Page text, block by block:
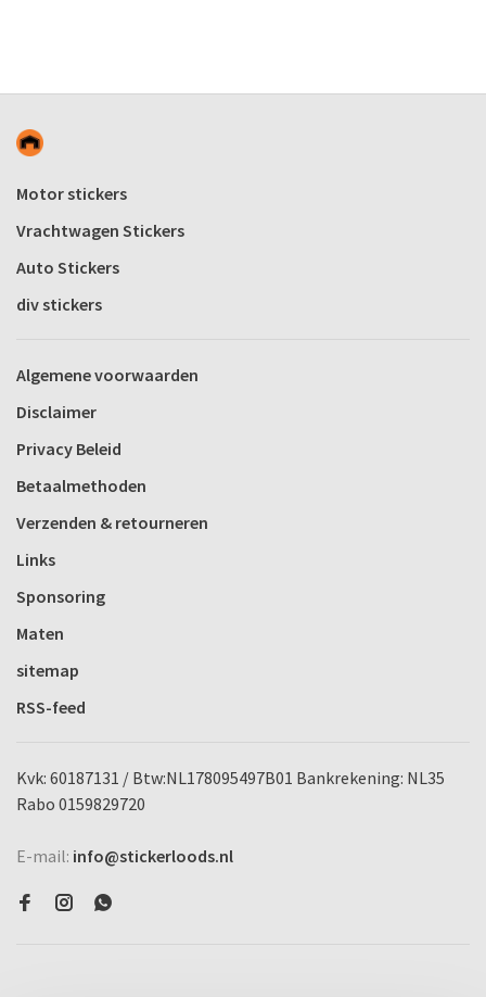
Motor stickers
Vrachtwagen Stickers
Auto Stickers
div stickers
Algemene voorwaarden
Disclaimer
Privacy Beleid
Betaalmethoden
Verzenden & retourneren
Links
Sponsoring
Maten
sitemap
RSS-feed
Kvk: 60187131 / Btw:NL178095497B01 Bankrekening: NL35
Rabo 0159829720
E-mail: info@stickerloods.nl